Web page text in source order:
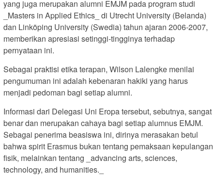
yang juga merupakan alumni EMJM pada program studi
_Masters in Applied Ethics_ di Utrecht University (Belanda)
dan Linköping University (Swedia) tahun ajaran 2006-2007,
memberikan apresiasi setinggi-tingginya terhadap
pernyataan ini.
Sebagai praktisi etika terapan, Wilson Lalengke menilai
pengumuman ini adalah kebenaran hakiki yang harus
menjadi pedoman bagi setiap alumni.
Informasi dari Delegasi Uni Eropa tersebut, sebutnya, sangat
benar dan merupakan cahaya bagi setiap alumnus EMJM.
Sebagai penerima beasiswa ini, dirinya merasakan betul
bahwa spirit Erasmus bukan tentang pemaksaan kepulangan
fisik, melainkan tentang _advancing arts, sciences,
technology, and humanities._